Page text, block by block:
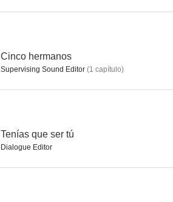
Cinco hermanos
Supervising Sound Editor (1 capítulo)
Tenías que ser tú
Dialogue Editor